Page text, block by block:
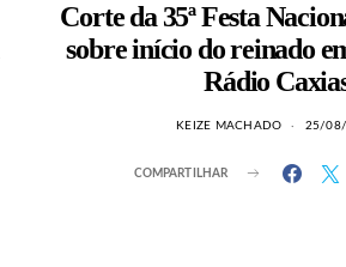
Corte da 35ª Festa
sobre início do reinado
Rádio
KEIZE MACHADO 25/
COMPARTILHAR